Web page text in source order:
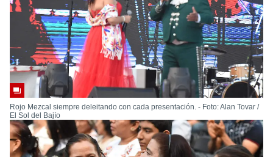
Rojo Mezcal siempre deleitando con cada presentación. - Foto: Alan Tovar /
El Sol del Bajío